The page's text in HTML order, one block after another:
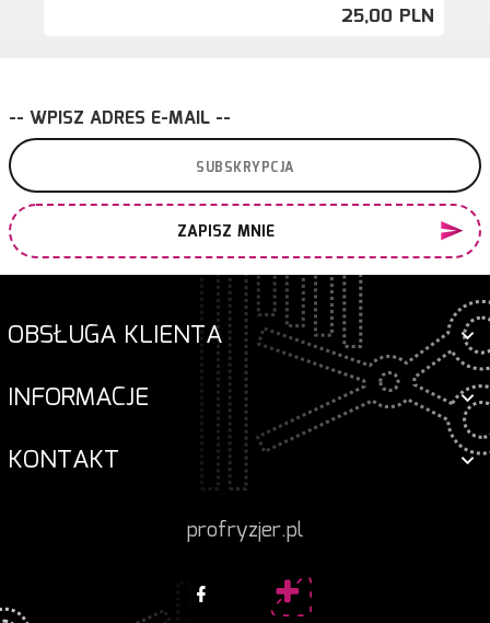
25,00 PLN
-- WPISZ ADRES E-MAIL --
ZAPISZ MNIE
OBSŁUGA KLIENTA
INFORMACJE
KONTAKT
profryzjer.pl